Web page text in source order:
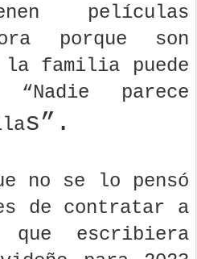
películas
porque son
la familia puede
parece
s”.
no se lo pensó
de contratar a
que escribiera